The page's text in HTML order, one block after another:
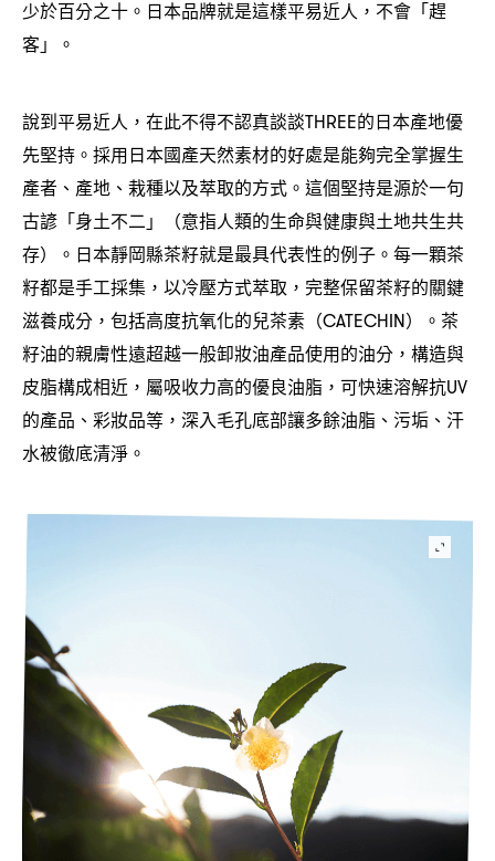
少於百分之十。日本品牌就是這樣平易近人 ， 不會「趕
客」。
說到平易近人 ， 在此不得不認真談談THREE的日本產地優
先堅持。採用日本國產天然素材的好處是能夠完全掌握生
產者、產地、栽種以及萃取的方式。這個堅持是源於一句
古諺「身土不二」
（意指人類的生命與健康與土地共生共
存）
。日本靜岡縣茶籽就是最具代表性的例子。每一顆茶
籽都是手工採集 ， 以冷壓方式萃取 ， 完整保留茶籽的關鍵
滋養成分 ， 包括高度抗氧化的兒茶素 （CATECHIN）
。茶
籽油的親膚性遠超越一般卸妝油產品使用的油分 ， 構造與
皮脂構成相近 ， 屬吸收力高的優良油脂 ， 可快速溶解抗UV
的產品、彩妝品等 ， 深入毛孔底部讓多餘油脂、污垢、汗
水被徹底清淨。